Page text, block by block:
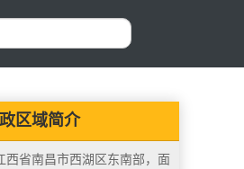
区域简介
西省南昌市西湖区东南部，面